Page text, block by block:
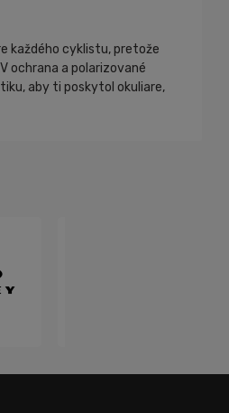
každého cyklistu, pretože
ochrana a polarizované
aby ti poskytol okuliare,